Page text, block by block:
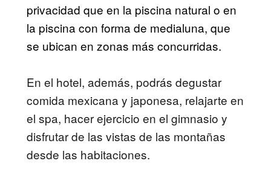
privacidad que en la piscina natural o en
la piscina con forma de medialuna, que
se ubican en zonas más concurridas.
En el hotel, además, podrás degustar
comida mexicana y japonesa, relajarte en
el spa, hacer ejercicio en el gimnasio y
disfrutar de las vistas de las montañas
desde las habitaciones.